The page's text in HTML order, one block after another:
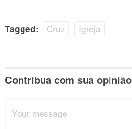
Tagged: Cruz Igreja
Contribua com sua opinião